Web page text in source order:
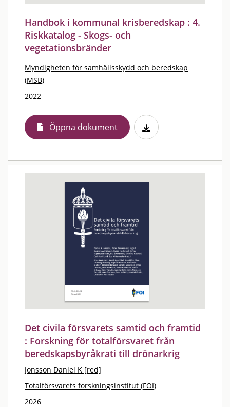
Handbok i kommunal krisberedskap : 4.
Riskkatalog - Skogs- och
vegetationsbränder
Myndigheten för samhällsskydd och beredskap
(MSB)
2022
Öppna dokument
Det civila försvarets samtid och framtid
: Forskning för totalförsvaret från
beredskapsbyråkrati till drönarkrig
Jonsson Daniel K [red]
Totalförsvarets forskningsinstitut (FOI)
2026